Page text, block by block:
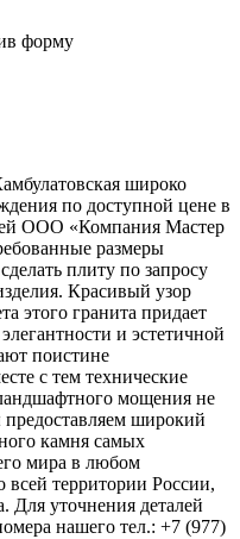
форму
широко
по доступной цене в
ООО «Компания Мастер
размеры
плиту по запросу
Красивый узор
этого гранита придает
и эстетичной
поистине
с тем технические
мощения не
широкий
камня самых
мира в любом
всей территории России,
Для уточнения деталей
нашего тел.: +7 (977)